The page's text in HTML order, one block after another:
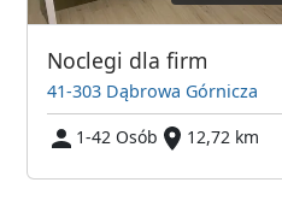
Noclegi dla firm
41-303 Dąbrowa Górnicza
1-42 Osób
12,72 km